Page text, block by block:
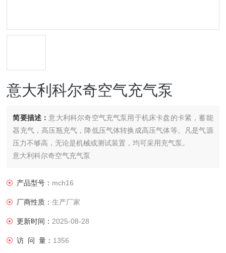
意大利科尔奇空气充气泵​
简要描述：意大利科尔奇空气充气泵用于机床卡盘的卡紧，蓄能
器充气，高压瓶充气，降低压气体转换成高压气体等。凡是气源
压力不够高，无论是机械或测试装置，均可采用充气泵。
意大利科尔奇空气充气泵​
产品型号： mch16
厂商性质：生产厂家
更新时间： 2025-08-28
访 问 量： 1356